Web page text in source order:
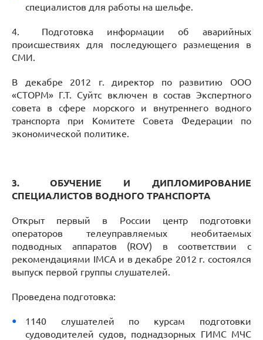
специалистов для работы на шельфе.
4.
Подготовка информации об аварийных
происшествиях для последующего размещения в
СМИ.
В декабре 2012 г. директор по развитию ООО
«СТОРМ» Г.Т. Суйтс включен в состав Экспертного
совета в сфере морского и внутреннего водного
транспорта при Комитете Совета Федерации по
экономической политике.
3.
ОБУЧЕНИЕ И ДИПЛОМИРОВАНИЕ
СПЕЦИАЛИСТОВ ВОДНОГО ТРАНСПОРТА
Открыт первый в России центр подготовки
операторов телеуправляемых необитаемых
подводных аппаратов (ROV) в соответствии с
рекомендациями IMCA и в декабре 2012 г. состоялся
выпуск первой группы слушателей.
Проведена подготовка:
1140 слушателей по курсам подготовки
судоводителей судов, поднадзорных ГИМС МЧС